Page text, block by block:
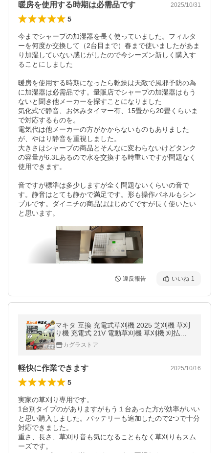
暖房を使用する時期は必需品です 2025/10/31
5
今までシャープの加湿器を長く使っていました。フィルタ
ーを何度か交換して（2台目まで）春まで使いましたがあま
り加湿していない感じがしたので今シーズン新しく購入す
ることにしました
暖房を使用する時期になったら乾燥は天敵で風邪予防の為
に加湿器は必需品です。量販店でシャープの加湿器はもう
ないと聞き他メーカーを探すことになりました
気化式で静音、お休みタイマー有、15畳から20畳くらいま
で対応するものを。
電気代は他メーカーの方がかからないものもありました
が、やはり静音を重視しました。
大きさはシャープの商品とそんなに変わらないけどタンク
の容量が6.3Lあるので水を交換する時重いですが問題なく
使用できます。
音ですが標準は多少しますが全く問題ないくらいの音で
す。静音はとても静かで満足です。形も操作パネルもシン
プルです。ダイニチの商品ははじめてですが長く使いたい
と思います。
違反報告 いいね 1
マキタ 互換 充電式草刈機 2025 芝刈機 草刈
り機 充電式 21V 電動草刈機 草刈機 刈払機
コードレス マキタ バッテリー互換 家庭用 女
性 軽量 安全 除草 雑草対策
カグラストア
軽快に作業できます 2025/10/16
5
実家の草刈り専用です。
1台別タイプのがありますがもう１台あった方が効率がいい
と思い購入しました。バッテリーも追加したので2つで十分
対応できました。
重さ、長さ、草刈り音も気になることもなく草刈りもスム
ーズです。